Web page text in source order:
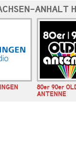
ANHALT
80er 90er
ANTENNE